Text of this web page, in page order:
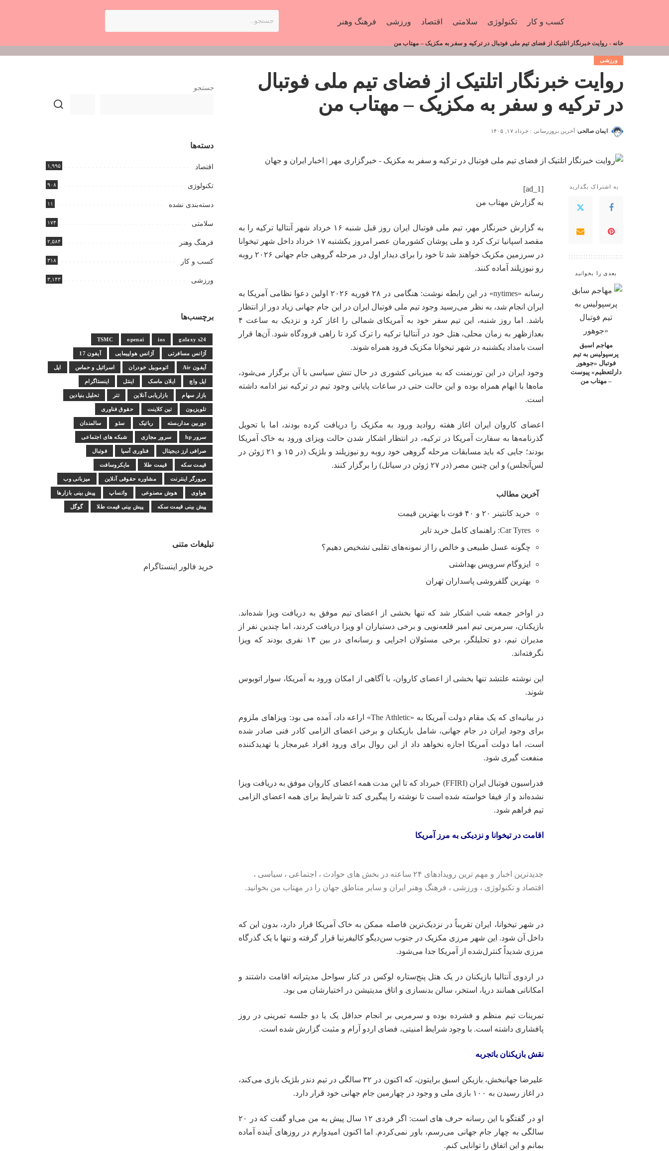
کسب و کار تکنولوژی سلامتی اقتصاد ورزشی فرهنگ وهنر
خانه - روایت خبرنگار اتلتیک از فضای تیم ملی فوتبال در ترکیه و سفر به مکزیک – مهتاب من
ورزشی
روایت خبرنگار اتلتیک از فضای تیم ملی فوتبال
در ترکیه و سفر به مکزیک – مهتاب من
ایمان صالحی آخرین بروزرسانی : خرداد ۱۷, ۱۴۰۵
به اشتراک بگذارید
بعدی را بخوانید
مهاجم اسبق
پرسپولیس به تیم
فوتبال «جوهور
دارلتعظیم» پیوست
– مهتاب من
[ad_1]
به گزارش مهتاب من
به گزارش خبرنگار مهر، تیم ملی فوتبال ایران روز قبل شنبه ۱۶ خرداد شهر آنتالیا ترکیه را به
مقصد اسپانیا ترک کرد و ملی پوشان کشورمان عصر امروز یکشنبه ۱۷ خرداد داخل شهر تیخوانا
در سرزمین مکزیک خواهند شد تا خود را برای دیدار اول در مرحله گروهی جام جهانی ۲۰۲۶ روبه
رو نیوزیلند آماده کنند.
رسانه «nytimes» در این رابطه نوشت: هنگامی در ۲۸ فوریه ۲۰۲۶ اولین دعوا نظامی آمریکا به
ایران انجام شد، به نظر می‌رسید وجود تیم ملی فوتبال ایران در این جام جهانی زیاد دور از انتظار
باشد. اما روز شنبه، این تیم سفر خود به آمریکای شمالی را اغاز کرد و نزدیک به ساعت ۴
بعدازظهر به زمان محلی، هتل خود در آنتالیا ترکیه را ترک کرد تا راهی فرودگاه شود. آن‌ها قرار
است بامداد یکشنبه در شهر تیخوانا مکزیک فرود همراه شوند.
وجود ایران در این تورنمنت که به میزبانی کشوری در حال تنش سیاسی با آن برگزار می‌شود،
ماه‌ها با ابهام همراه بوده و این حالت حتی در ساعات پایانی وجود تیم در ترکیه نیز ادامه داشته
است.
اعضای کاروان ایران اغاز هفته روادید ورود به مکزیک را دریافت کرده بودند، اما با تحویل
گذرنامه‌ها به سفارت آمریکا در ترکیه، در انتظار اشکار شدن حالت ویزای ورود به خاک آمریکا
بودند؛ جایی که باید مسابقات مرحله گروهی خود روبه رو نیوزیلند و بلژیک (در ۱۵ و ۲۱ ژوئن در
لس‌آنجلس) و این چنین مصر (در ۲۷ ژوئن در سیاتل) را برگزار کنند.
آخرین مطالب
خرید کانتینر ۲۰ و ۴۰ فوت با بهترین قیمت
Car Tyres: راهنمای کامل خرید تایر
چگونه عسل طبیعی و خالص را از نمونه‌های تقلبی تشخیص دهیم؟
ایزوگام سرویس بهداشتی
بهترین گلفروشی پاسداران تهران
در اواخر جمعه شب اشکار شد که تنها بخشی از اعضای تیم موفق به دریافت ویزا شده‌اند.
بازیکنان، سرمربی تیم امیر قلعه‌نویی و برخی دستیاران او ویزا دریافت کردند، اما چندین نفر از
مدیران تیم، دو تحلیلگر، برخی مسئولان اجرایی و رسانه‌ای در بین ۱۳ نفری بودند که ویزا
نگرفته‌اند.
این نوشته علتشد تنها بخشی از اعضای کاروان، با آگاهی از امکان ورود به آمریکا، سوار اتوبوس
شوند.
در بیانیه‌ای که یک مقام دولت آمریکا به «The Athletic» اراعه داد، آمده می بود: ویزاهای ملزوم
برای وجود ایران در جام جهانی، شامل بازیکنان و برخی اعضای الزامی کادر فنی صادر شده
است، اما دولت آمریکا اجازه نخواهد داد از این روال برای ورود افراد غیرمجاز یا تهدیدکننده
منفعت گیری شود.
فدراسیون فوتبال ایران (FFIRI) خبرداد که تا این مدت همه اعضای کاروان موفق به دریافت ویزا
نشده‌اند و از فیفا خواسته شده است تا نوشته را پیگیری کند تا شرایط برای همه اعضای الزامی
تیم فراهم شود.
اقامت در تیخوانا و نزدیکی به مرز آمریکا
جدیدترین اخبار و مهم ترین رویدادهای ۲۴ ساعته در بخش های حوادث ، اجتماعی ، سیاسی ،
اقتصاد و تکنولوژی ، ورزشی ، فرهنگ وهنر ایران و سایر مناطق جهان را در مهتاب من بخوانید.
در شهر تیخوانا، ایران تقریباً در نزدیک‌ترین فاصله ممکن به خاک آمریکا قرار دارد، بدون این که
داخل آن شود. این شهر مرزی مکزیک در جنوب سن‌دیگو کالیفرنیا قرار گرفته و تنها با یک گذرگاه
مرزی شدیداً کنترل‌شده از آمریکا جدا می‌شود.
در اردوی آنتالیا بازیکنان در یک هتل پنج‌ستاره لوکس در کنار سواحل مدیترانه اقامت داشتند و
امکاناتی همانند دریا، استخر، سالن بدنسازی و اتاق مدیتیشن در اختیارشان می بود.
تمرینات تیم منظم و فشرده بوده و سرمربی بر انجام حداقل یک یا دو جلسه تمرینی در روز
پافشاری داشته است. با وجود شرایط امنیتی، فضای اردو آرام و مثبت گزارش شده است.
نقش بازیکنان باتجربه
علیرضا جهانبخش، بازیکن اسبق برایتون، که اکنون در ۳۲ سالگی در تیم دندر بلژیک بازی می‌کند،
در اغاز رسیدن به ۱۰۰ بازی ملی و وجود در چهارمین جام جهانی خود قرار دارد.
او در گفتگو با این رسانه حرف های است: اگر فردی ۱۲ سال پیش به من می‌او گفت که در ۲۰
سالگی به چهار جام جهانی می‌رسم، باور نمی‌کردم. اما اکنون امیدوارم در روزهای آینده آماده
بمانم و این اتفاق را توانایی کنم.
جستجو
دسته‌ها
اقتصاد ۱,۹۹۵
تکنولوژی ۹۰۸
دسته‌بندی نشده ۱۱
سلامتی ۱۷۴
فرهنگ وهنر ۲,۵۸۴
کسب و کار ۳۱۸
ورزشی ۳,۱۴۳
برچسب‌ها
galaxy s24
ios
openai
TSMC
آژانس مسافرتی آژانس هواپیمایی آیفون 17
آیفون Air اتوموبیل خودران اسرائیل و حماس اپل
اپل واچ ایلان ماسک اینتل اینستاگرام
بازار سهام بازاریابی آنلاین تتر تحلیل بنیادین
تلویزیون تین کلاینت حقوق فناوری
دوربین مداربسته رباتیک سئو سالمندان
سرور hp سرور مجازی شبکه های اجتماعی
صرافی ارز دیجیتال فناوری آسیا فوتبال
قیمت سکه قیمت طلا مایکروسافت
مرورگر اینترنت مشاوره حقوقی آنلاین میزبانی وب
هواوی هوش مصنوعی واتساپ پیش بینی بازارها
پیش بینی قیمت سکه پیش بینی قیمت طلا گوگل
تبلیغات متنی
خرید فالور اینستاگرام